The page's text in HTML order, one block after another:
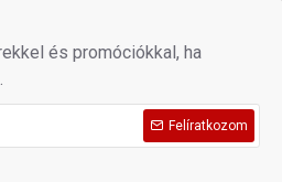
és promóciókkal, ha
Felíratkozom